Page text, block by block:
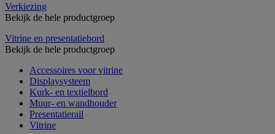
Verkiezing
Bekijk de hele productgroep
Vitrine en presentatiebord
Bekijk de hele productgroep
Accessoires voor vitrine
Displaysysteem
Kurk- en textielbord
Muur- en wandhouder
Presentatierail
Vitrine